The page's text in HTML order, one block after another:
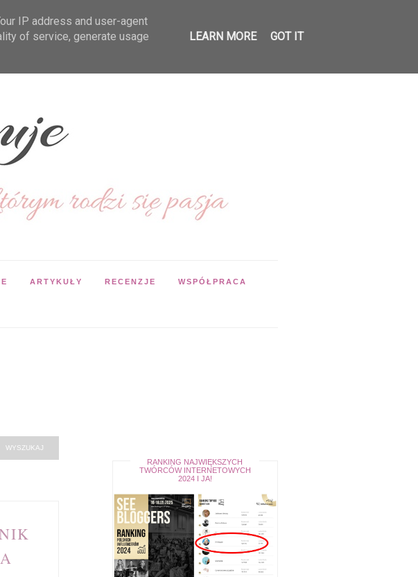
ARTYKUŁY RECENZJE WSPÓŁPRACA
RANKING NAJWIĘKSZYCH
TWÓRCÓW INTERNETOWYCH
2024 I JA!
IP address and user-agent
of service, generate usage
LEARN MORE GOT IT